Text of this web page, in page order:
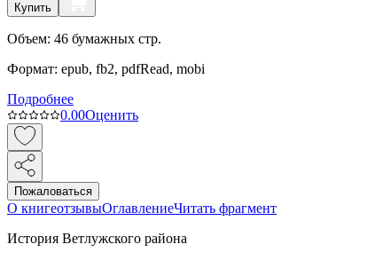
Купить
Объем: 46 бумажных стр.
Формат: epub, fb2, pdfRead, mobi
Подробнее
0.00Оценить
Пожаловаться
О книгеотзывыОглавлениеЧитать фрагмент
История Ветлужского района